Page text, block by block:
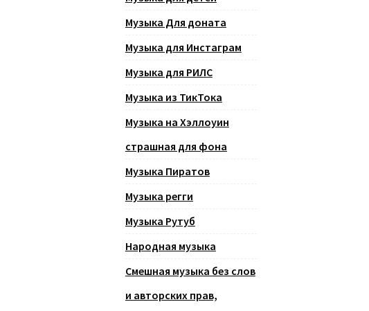
Музыка Для доната
Музыка для Инстаграм
Музыка для РИЛС
Музыка из ТикТока
Музыка на Хэллоуин
страшная для фона
Музыка Пиратов
Музыка регги
Музыка Рутуб
Народная музыка
Смешная музыка без слов
и авторских прав,